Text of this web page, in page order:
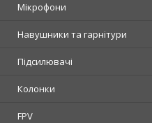
Мікрофони
Навушники та гарнітури
Підсилювачі
Колонки
FPV